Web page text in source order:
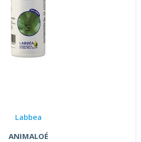
Labbea
ANIMALOÉ